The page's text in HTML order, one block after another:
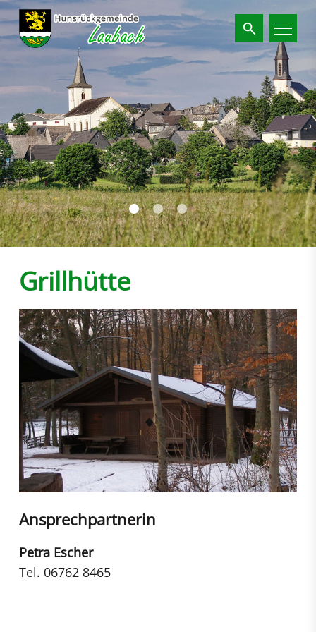
Suchbegriffe
Grillhütte
Ansprechpartnerin
Petra Escher
Tel. 06762 8465